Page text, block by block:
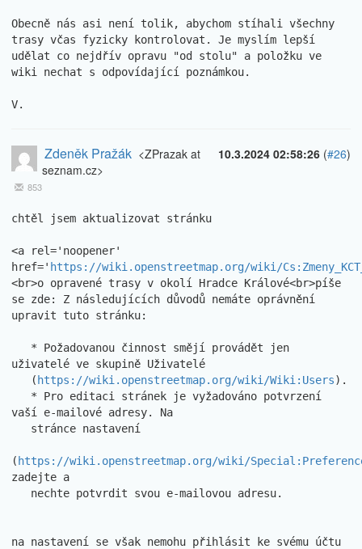
Obecně nás asi není tolik, abychom stíhali všechny
trasy včas fyzicky kontrolovat. Je myslím lepší
udělat co nejdřív opravu "od stolu" a položku ve
wiki nechat s odpovídající poznámkou.
V.
10.3.2024 02:58:26 (#26)
Zdeněk Pražák <ZPrazak at
seznam.cz>
853
chtěl jsem aktualizovat stránku
<a rel='noopener'
href=' https://wiki.openstreetmap.org/wiki/
<br>o opravené trasy v okolí Hradce Králové<br>píše
se zde: Z následujících důvodů nemáte oprávnění
upravit tuto stránku:
uživatelé ve skupině Uživatelé
   (
https://wiki.openstreetmap.org/wiki/Wiki:Users).
vaší e-mailové adresy. Na
( https://wiki.openstreetmap.org/wiki/
zadejte a
na nastavení se však nemohu přihlásit ke svému účtu